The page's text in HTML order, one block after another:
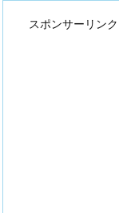
スポンサーリンク